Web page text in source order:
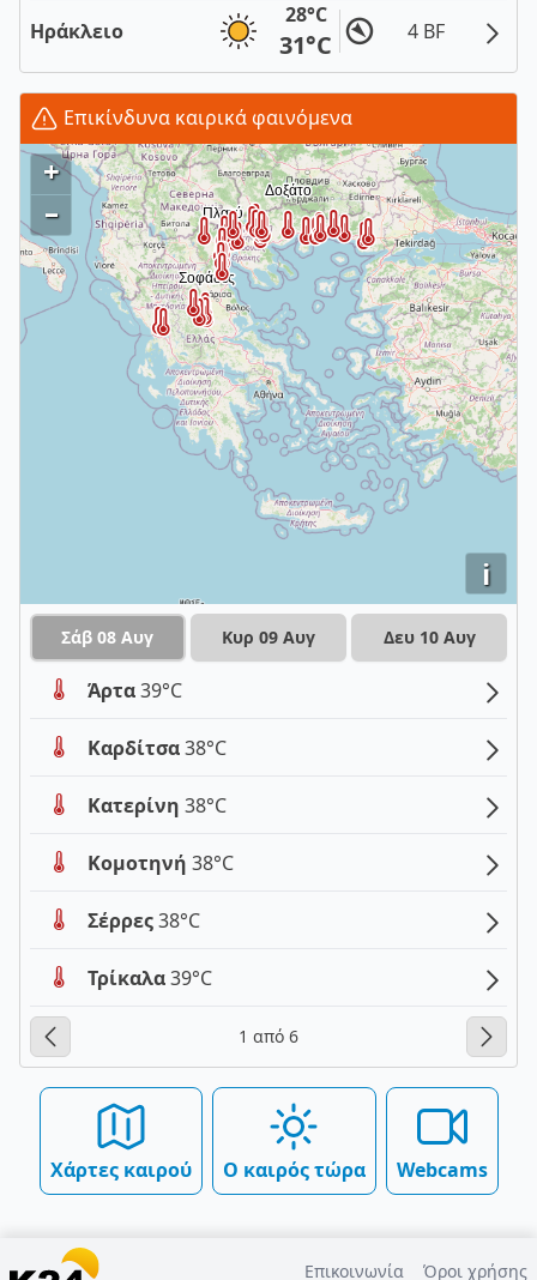
Ηράκλειο
28°C
31°C 4 BF
Επικίνδυνα καιρικά φαινόμενα
i
+
–
Σάβ 08 Αυγ Κυρ 09 Αυγ Δευ 10 Αυγ
Άρτα39°C
Καρδίτσα38°C
Κατερίνη 38°C
Κομοτηνή 38°C
Σέρρες38°C
Τρίκαλα39°C
1 από 6
Χάρτες καιρού Ο καιρός τώρα Webcams
Επικοινωνία Όροι χρήσης